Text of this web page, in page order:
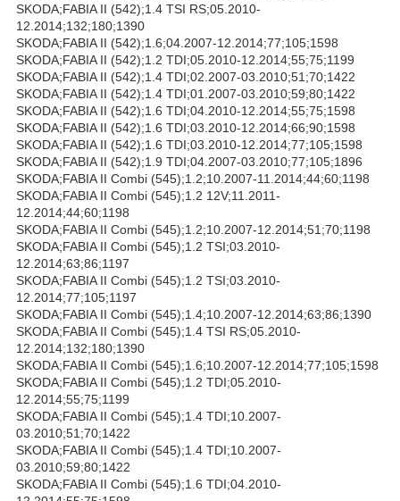
SKODA;FABIA II (542);1.4 TSI RS;05.2010-
12.2014;132;180;1390
SKODA;FABIA II (542);1.6;04.2007-12.2014;77;105;1598
SKODA;FABIA II (542);1.2 TDI;05.2010-12.2014;55;75;1199
SKODA;FABIA II (542);1.4 TDI;02.2007-03.2010;51;70;1422
SKODA;FABIA II (542);1.4 TDI;01.2007-03.2010;59;80;1422
SKODA;FABIA II (542);1.6 TDI;04.2010-12.2014;55;75;1598
SKODA;FABIA II (542);1.6 TDI;03.2010-12.2014;66;90;1598
SKODA;FABIA II (542);1.6 TDI;03.2010-12.2014;77;105;1598
SKODA;FABIA II (542);1.9 TDI;04.2007-03.2010;77;105;1896
SKODA;FABIA II Combi (545);1.2;10.2007-11.2014;44;60;1198
SKODA;FABIA II Combi (545);1.2 12V;11.2011-
12.2014;44;60;1198
SKODA;FABIA II Combi (545);1.2;10.2007-12.2014;51;70;1198
SKODA;FABIA II Combi (545);1.2 TSI;03.2010-
12.2014;63;86;1197
SKODA;FABIA II Combi (545);1.2 TSI;03.2010-
12.2014;77;105;1197
SKODA;FABIA II Combi (545);1.4;10.2007-12.2014;63;86;1390
SKODA;FABIA II Combi (545);1.4 TSI RS;05.2010-
12.2014;132;180;1390
SKODA;FABIA II Combi (545);1.6;10.2007-12.2014;77;105;1598
SKODA;FABIA II Combi (545);1.2 TDI;05.2010-
12.2014;55;75;1199
SKODA;FABIA II Combi (545);1.4 TDI;10.2007-
03.2010;51;70;1422
SKODA;FABIA II Combi (545);1.4 TDI;10.2007-
03.2010;59;80;1422
SKODA;FABIA II Combi (545);1.6 TDI;04.2010-